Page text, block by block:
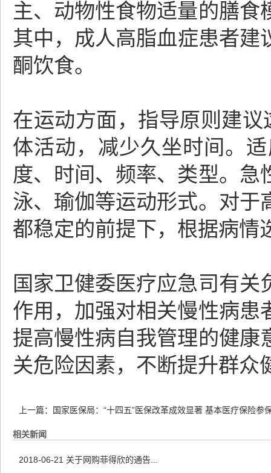
主、动物性食物适量的膳
其中，成人高脂血症患者建
酮饮食。
在运动方面，指导原则建
体活动，减少久坐时间。
度、时间、频率、类型。急
泳、瑜伽等运动形式。对于
都稳定的前提下，根据病情
国家卫健委医疗应急司有
作用，加强对相关慢性病患
提高慢性病自我管理的健康
关危险因素，不断提升群众
上一篇： 国家医保局：“十四五”医保改革成效显著 基本医疗保险参
相关新闻
2018-06-21 关于网购菲得欣的通告...